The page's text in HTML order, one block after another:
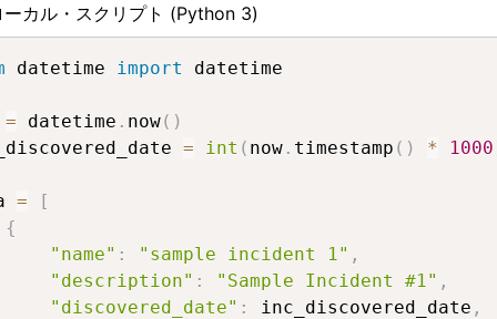
ーカル・スクリプト (Python 3)
datetime import datetime
= datetime . now( )
= int ( now . timestamp ( ) * 1000
=
[
{
"name" : "sample incident 1" ,
"description" : "Sample Incident #1" ,
"discovered_date" : inc_discovered_date ,